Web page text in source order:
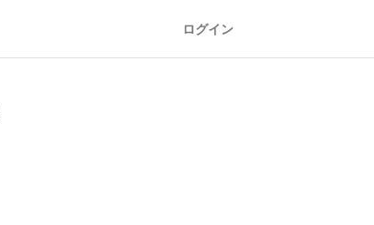
ログイン